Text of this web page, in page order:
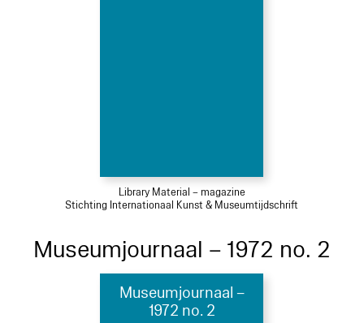
Library Material – magazine
Stichting Internationaal Kunst & Museumtijdschrift
Museumjournaal – 1972 no. 2
Museumjournaal –
1972 no. 2